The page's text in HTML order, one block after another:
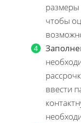
размеры
чтобы
ввести